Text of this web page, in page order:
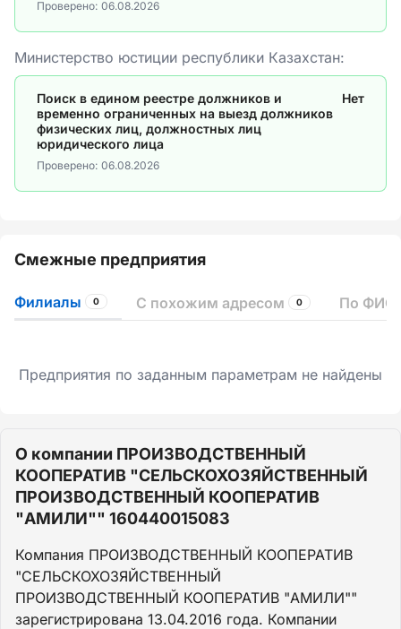
Проверено: 06.08.2026
Министерство юстиции республики Казахстан:
Поиск в едином реестре должников и
временно ограниченных на выезд должников
физических лиц, должностных лиц
юридического лица
Нет
Проверено: 06.08.2026
Смежные предприятия
Филиалы 0 С похожим адресом 0 По ФИО
Предприятия по заданным параметрам не найдены
О компании ПРОИЗВОДСТВЕННЫЙ
КООПЕРАТИВ "СЕЛЬСКОХОЗЯЙСТВЕННЫЙ
ПРОИЗВОДСТВЕННЫЙ КООПЕРАТИВ
"АМИЛИ"" 160440015083
Компания ПРОИЗВОДСТВЕННЫЙ КООПЕРАТИВ
"СЕЛЬСКОХОЗЯЙСТВЕННЫЙ
ПРОИЗВОДСТВЕННЫЙ КООПЕРАТИВ "АМИЛИ""
зарегистрирована 13.04.2016 года. Компании